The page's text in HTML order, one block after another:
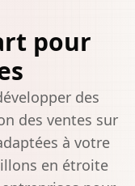
pour
des
des ventes sur
à votre
en étroite